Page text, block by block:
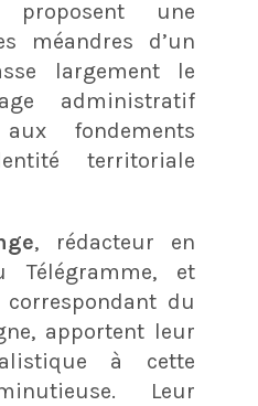
une
méandres d’un
largement le
administratif
fondements
territoriale
, rédacteur en
, et
correspondant du
, apportent leur
à cette
Leur